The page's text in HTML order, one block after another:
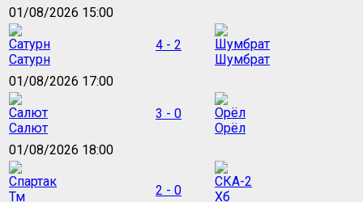
01/08/2026 15:00
Сатурн
4 - 2
Шумбрат
01/08/2026 17:00
Салют
3 - 0
Орёл
01/08/2026 18:00
2 - 0